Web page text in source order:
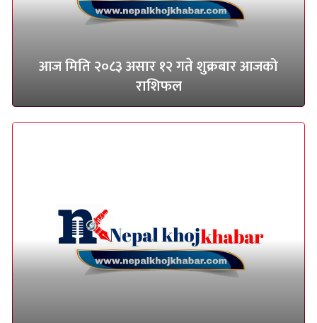
आज मिति २०८३ असार १२ गते शुक्रबार आजको
राशिफल